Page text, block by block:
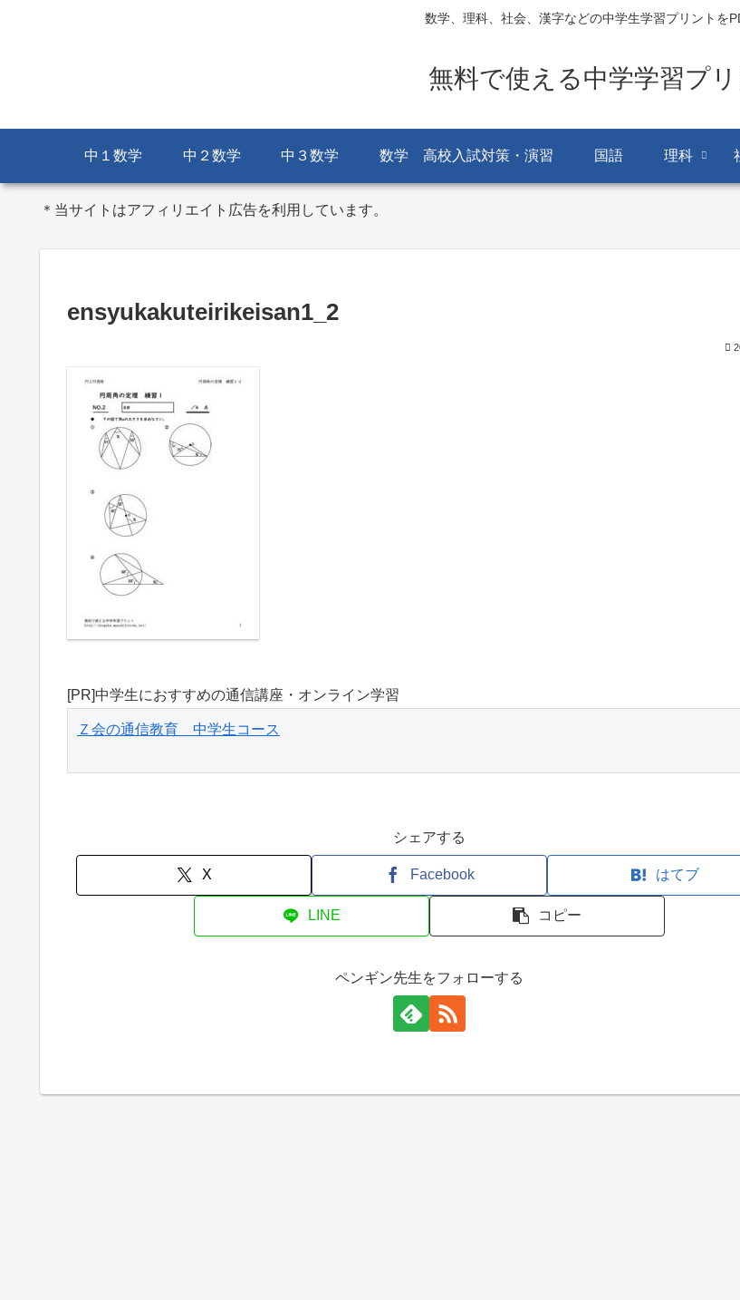
数学、理科、社会、漢字などの中学生学習プリントを
無料で使える中学学習プリ
中１数学 中２数学 中３数学 数学 高校入試対策・演習 国語 理科
＊当サイトはアフィリエイト広告を利用しています。
ensyukakuteirikeisan1_2
[PR]中学生におすすめの通信講座・オンライン学習
Ｚ会の通信教育　中学生コース
シェアする
X Facebook はてブ
LINE コピー
ペンギン先生をフォローする